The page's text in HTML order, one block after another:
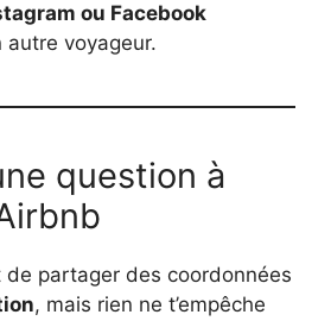
ou Facebook
autre voyageur.
question à
partager des coordonnées
, mais rien ne t’empêche